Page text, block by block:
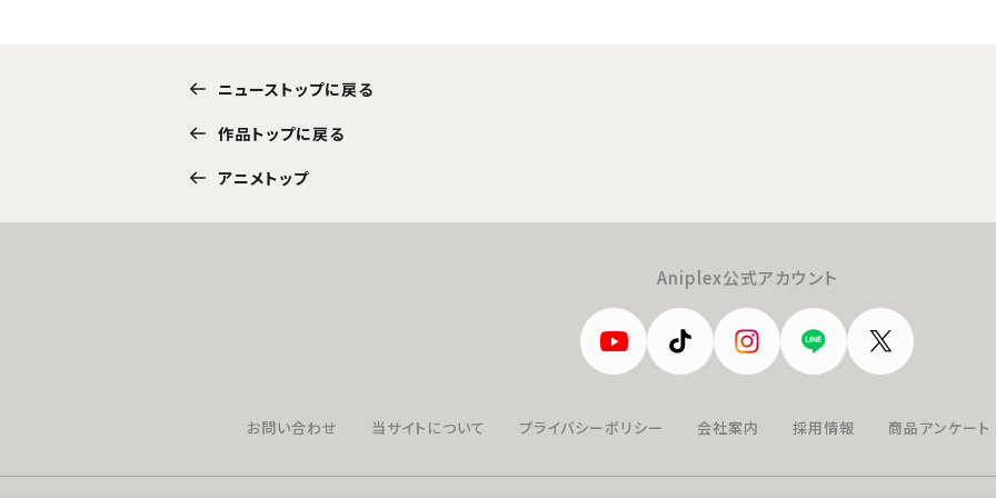
ニューストップに戻る
作品トップに戻る
アニメトップ
Aniplex公式アカウント
お問い合わせ 当サイトについて プライバシーポリシー 会社案内 採用情報 商品アンケート